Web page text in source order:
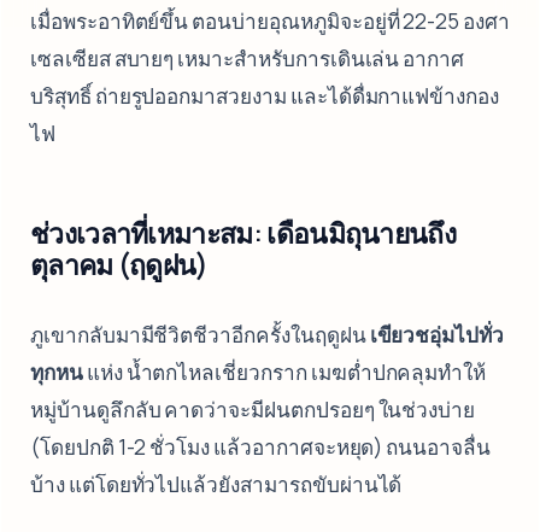
เมื่อพระอาทิตย์ขึ้น ตอนบ่ายอุณหภูมิจะอยู่ที่ 22-25 องศา
เซลเซียส สบายๆ เหมาะสำหรับการเดินเล่น อากาศ
บริสุทธิ์ ถ่ายรูปออกมาสวยงาม และได้ดื่มกาแฟข้างกอง
ไฟ
ช่วงเวลาที่เหมาะสม: เดือนมิถุนายนถึง
ตุลาคม (ฤดูฝน)
ภูเขากลับมามีชีวิตชีวาอีกครั้งในฤดูฝนเขียวชอุ่มไปทั่ว
ทุกหนแห่ง น้ำตกไหลเชี่ยวกราก เมฆต่ำปกคลุมทำให้
หมู่บ้านดูลึกลับ คาดว่าจะมีฝนตกปรอยๆ ในช่วงบ่าย
(โดยปกติ 1-2 ชั่วโมง แล้วอากาศจะหยุด) ถนนอาจลื่น
บ้าง แต่โดยทั่วไปแล้วยังสามารถขับผ่านได้